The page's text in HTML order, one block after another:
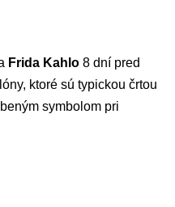
Frida Kahlo 8 dní pred
ktoré sú typickou črtou
symbolom pri